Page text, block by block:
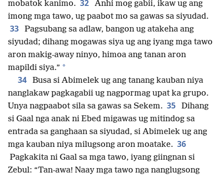
mobatok kanimo. 32
Anhi mog gabii, ikaw ug ang
imong mga tawo, ug paabot mo sa gawas sa siyudad.
33
Pagsubang sa adlaw, bangon ug atakeha ang
siyudad; dihang mogawas siya ug ang iyang mga tawo
aron makig-away ninyo, himoa ang tanan aron
mapildi siya.” *
34
Busa si Abimelek ug ang tanang kauban niya
nanglakaw pagkagabii ug nagpormag upat ka grupo.
Unya nagpaabot sila sa gawas sa Sekem. 35
Dihang
si Gaal nga anak ni Ebed migawas ug mitindog sa
entrada sa ganghaan sa siyudad, si Abimelek ug ang
mga kauban niya milugsong aron moatake. 36
Pagkakita ni Gaal sa mga tawo, iyang giingnan si
Zebul: “Tan-awa! Naay mga tawo nga nanglugsong